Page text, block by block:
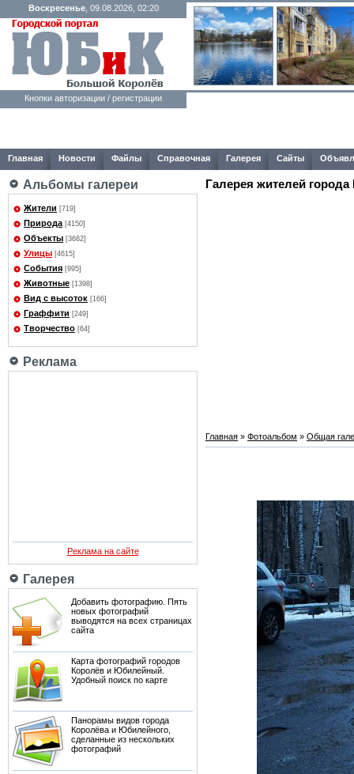
Воскресенье, 09.08.2026, 02:20
Кнопки авторизации / регистрации
Главная Новости Файлы Справочная Галерея Сайты
Альбомы галереи
Жители [719]
Природа [4150]
Объекты [3682]
Улицы [4615]
События [995]
Животные [1398]
Вид с высоток [166]
Граффити [249]
Творчество [64]
Реклама
Реклама на сайте
Галерея
Добавить фотографию. Пять
новых фотографий
выводятся на всех страницах
сайта
Карта фотографий городов
Королёв и Юбилейный.
Удобный поиск по карте
Панорамы видов города
Королёва и Юбилейного,
сделанные из нескольких
фотографий
Галерея жителей города
Главная » Фотоальбом » Общая